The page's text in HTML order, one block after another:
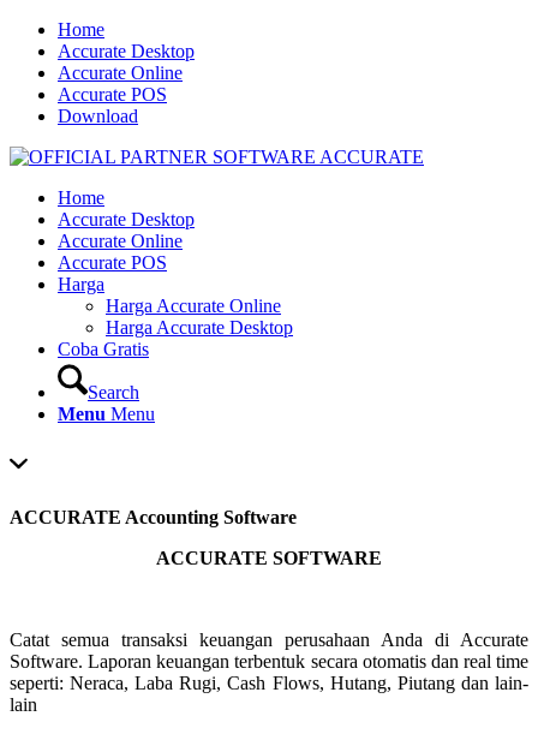
Home
Accurate Desktop
Accurate Online
Accurate POS
Download
Home
Accurate Desktop
Accurate Online
Accurate POS
Harga
Harga Accurate Online
Harga Accurate Desktop
Coba Gratis
Search
Menu Menu
ACCURATE Accounting Software
ACCURATE SOFTWARE
Catat semua transaksi keuangan perusahaan Anda di Accurate
Software. Laporan keuangan terbentuk secara otomatis dan real time
seperti: Neraca, Laba Rugi, Cash Flows, Hutang, Piutang dan lain-
lain